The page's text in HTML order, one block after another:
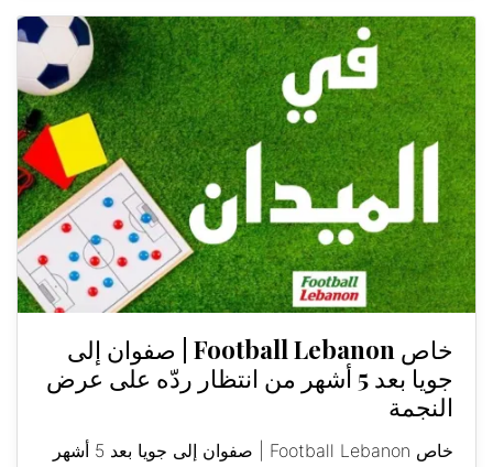
خاص Football Lebanon | صفوان إلى
جويا بعد 5 أشهر من انتظار ردّه على عرض
النجمة
خاص Football Lebanon | صفوان إلى جويا بعد 5 أشهر